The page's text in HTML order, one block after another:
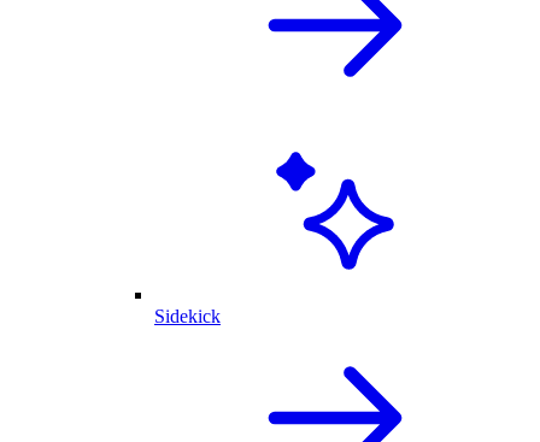
Sidekick